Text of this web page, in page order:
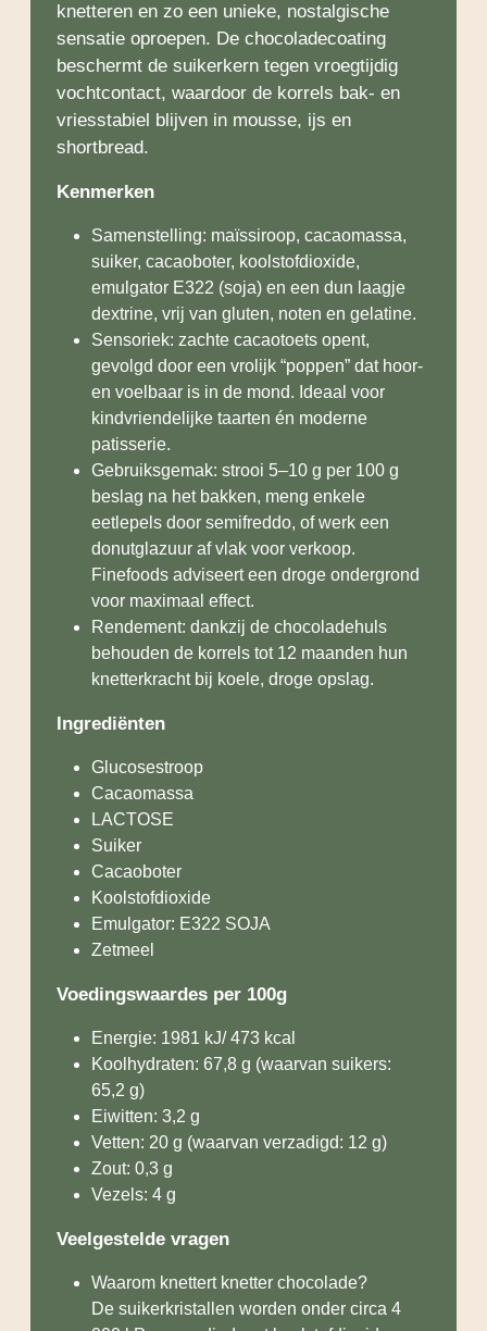
knetteren en zo een unieke, nostalgische
sensatie oproepen. De chocoladecoating
beschermt de suikerkern tegen vroegtijdig
vochtcontact, waardoor de korrels bak- en
vriesstabiel blijven in mousse, ijs en
shortbread.
Kenmerken
Samenstelling: maïssiroop, cacaomassa,
suiker, cacaoboter, koolstofdioxide,
emulgator E322 (soja) en een dun laagje
dextrine, vrij van gluten, noten en gelatine.
Sensoriek: zachte cacaotoets opent,
gevolgd door een vrolijk “poppen” dat hoor-
en voelbaar is in de mond. Ideaal voor
kindvriendelijke taarten én moderne
patisserie.
Gebruiksgemak: strooi 5–10 g per 100 g
beslag na het bakken, meng enkele
eetlepels door semifreddo, of werk een
donutglazuur af vlak voor verkoop.
Finefoods adviseert een droge ondergrond
voor maximaal effect.
Rendement: dankzij de chocoladehuls
behouden de korrels tot 12 maanden hun
knetterkracht bij koele, droge opslag.
Ingrediënten
Glucosestroop
Cacaomassa
LACTOSE
Suiker
Cacaoboter
Koolstofdioxide
Emulgator: E322 SOJA
Zetmeel
Voedingswaardes per 100g
Energie: 1981 kJ/ 473 kcal
Koolhydraten: 67,8 g (waarvan suikers:
65,2 g)
Eiwitten: 3,2 g
Vetten: 20 g (waarvan verzadigd: 12 g)
Zout: 0,3 g
Vezels: 4 g
Veelgestelde vragen
Waarom knettert knetter chocolade?
De suikerkristallen worden onder circa 4